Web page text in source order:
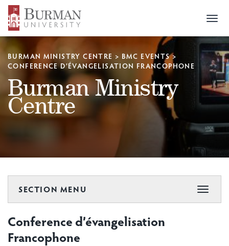
BURMAN MINISTRY CENTRE > BMC EVENTS>
CONFERENCE D’ÉVANGELISATION FRANCOPHONE
Burman Ministry
Centre
SECTION MENU
Toggle
Conference d’évangelisation
Francophone